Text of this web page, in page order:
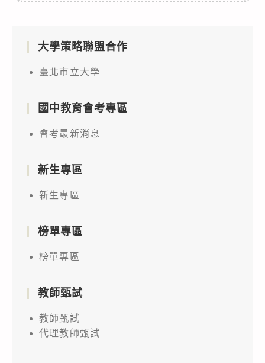
大學策略聯盟合作
臺北市立大學
國中教育會考專區
會考最新消息
新生專區
新生專區
榜單專區
榜單專區
教師甄試
教師甄試
代理教師甄試